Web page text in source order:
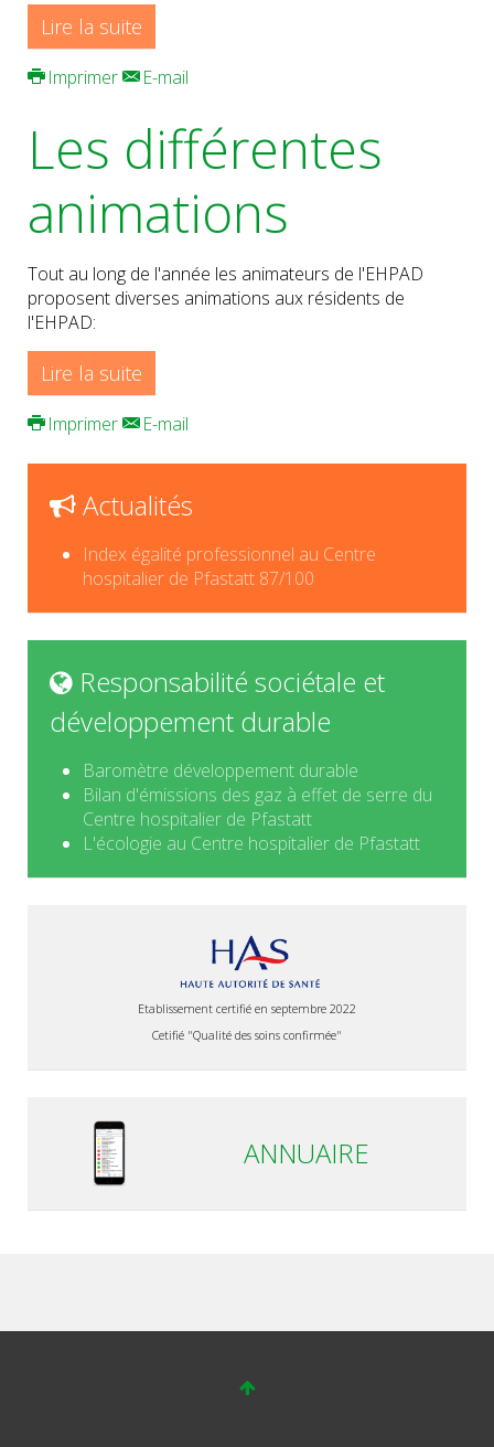
Lire la suite
Imprimer E-mail
Les différentes
animations
Tout au long de l'année les animateurs de l'EHPAD
proposent diverses animations aux résidents de
l'EHPAD:
Lire la suite
Imprimer E-mail
Actualités
Index égalité professionnel au Centre
hospitalier de Pfastatt 87/100
Responsabilité sociétale et
développement durable
Baromètre développement durable
Bilan d'émissions des gaz à effet de serre du
Centre hospitalier de Pfastatt
L'écologie au Centre hospitalier de Pfastatt
Etablissement certifié en septembre 2022
Cetifié "Qualité des soins confirmée"
ANNUAIRE